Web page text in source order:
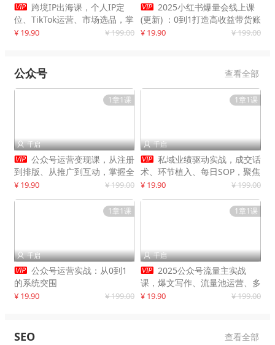
 跨境IP出海课，个人IP定
位、TikTok运营、市场选品，掌
握核心闭环，实现月入1万美金
¥ 19.90 ¥ 199.00
 2025小红书爆量会线上课
(更新) ：0到1打造高收益带货账
号，靠小红书带货年入100w？
¥ 19.90 ¥ 199.00
公众号 查看全部
1章1课
 千启
 公众号运营变现课，从注册
到排版、从推广到互动，掌握全
流程，开启个人品牌月入
¥ 19.90 ¥ 199.00
1章1课
 千启
 私域业绩驱动实战，成交话
术、环节植入、每日SOP，聚焦
增长，驱动营收持续突破
¥ 19.90 ¥ 199.00
1章1课
 千启
 公众号运营实战：从0到1
的系统突围
¥ 19.90 ¥ 199.00
1章1课
 千启
 2025公众号流量主实战
课，爆文写作、流量池运营、多
平台分发，新手日入千元月赚5
¥ 19.90 ¥ 199.00
SEO 查看全部